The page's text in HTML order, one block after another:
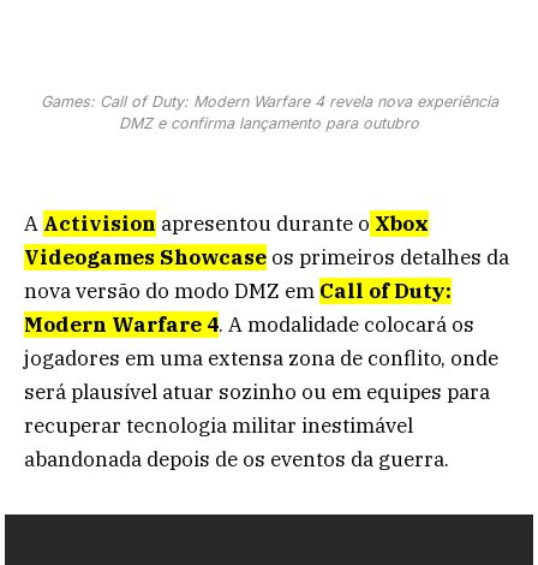
Games: Call of Duty: Modern Warfare 4 revela nova experiência
DMZ e confirma lançamento para outubro
A Activision apresentou durante o Xbox
Videogames Showcase os primeiros detalhes da
nova versão do modo DMZ em Call of Duty:
Modern Warfare 4. A modalidade colocará os
jogadores em uma extensa zona de conflito, onde
será plausível atuar sozinho ou em equipes para
recuperar tecnologia militar inestimável
abandonada depois de os eventos da guerra.